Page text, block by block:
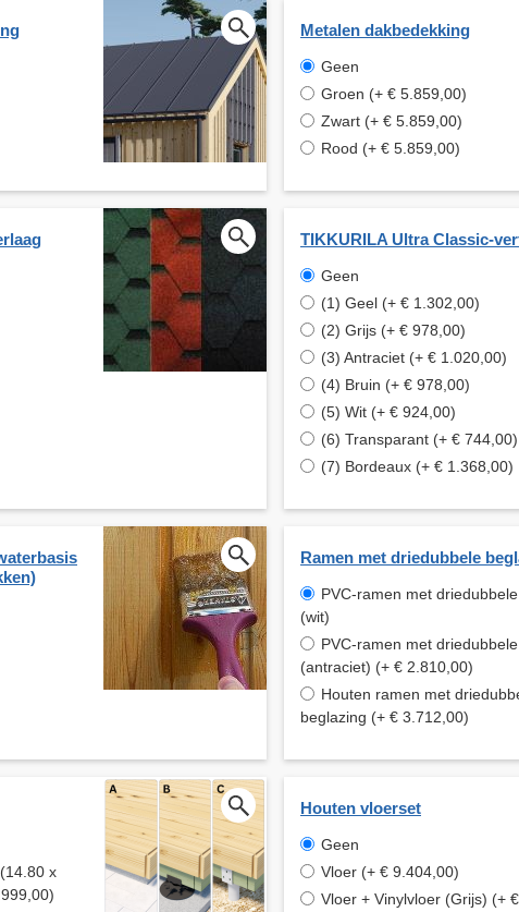
Metalen dakbedekking
Geen
Groen (+ € 5.859,00)
Zwart (+ € 5.859,00)
Rood (+ € 5.859,00)
TIKKURILA Ultra Classic-
Geen
(1) Geel (+ € 1.302,00)
(2) Grijs (+ € 978,00)
(3) Antraciet (+ € 1.020,00)
(4) Bruin (+ € 978,00)
(5) Wit (+ € 924,00)
(6) Transparant (+ € 744,00)
(7) Bordeaux (+ € 1.368,00)
Ramen met driedubbele
PVC-ramen met
(wit)
PVC-ramen met
(antraciet) (+ € 2.810,00)
Houten ramen met
beglazing (+ € 3.712,00)
x
Houten vloerset
Geen
Vloer (+ € 9.404,00)
Vloer + Vinylvloer (Grijs) (+